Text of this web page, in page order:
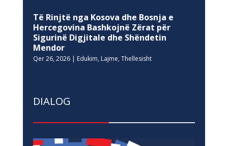
Të Rinjtë nga Kosova dhe Bosnja e
Hercegovina Bashkojnë Zërat për
Sigurinë Digjitale dhe Shëndetin
Mendor
Qer 26, 2026| Edukim, Lajme, Thellesisht
DIALOG